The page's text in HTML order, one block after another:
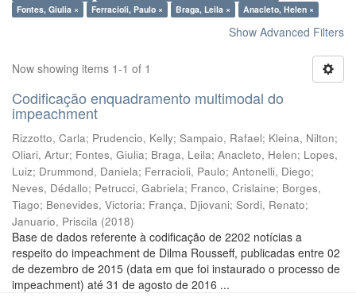
Fontes, Giulia ×
Ferracioli, Paulo × Braga, Leila × Anacleto, Helen ×
Show Advanced Filters
Now showing items 1-1 of 1
Codificação enquadramento multimodal do
impeachment
Rizzotto, Carla; Prudencio, Kelly; Sampaio, Rafael; Kleina, Nilton;
Oliari, Artur; Fontes, Giulia; Braga, Leila; Anacleto, Helen; Lopes,
Luiz; Drummond, Daniela; Ferracioli, Paulo; Antonelli, Diego;
Neves, Dédallo; Petrucci, Gabriela; Franco, Crislaine; Borges,
Tiago; Benevides, Victoria; França, Djiovani; Sordi, Renato;
Januario, Priscila (2018)
Base de dados referente à codificação de 2202 notícias a
respeito do impeachment de Dilma Rousseff, publicadas entre 02
de dezembro de 2015 (data em que foi instaurado o processo de
impeachment) até 31 de agosto de 2016 ...